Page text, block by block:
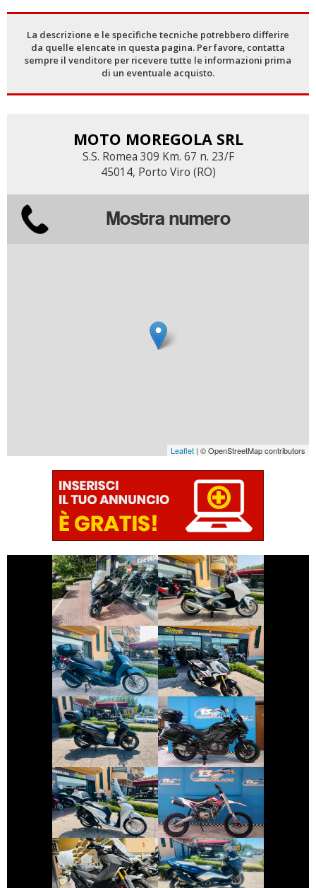
La descrizione e le specifiche tecniche potrebbero differire
da quelle elencate in questa pagina. Per favore, contatta
sempre il venditore per ricevere tutte le informazioni prima
di un eventuale acquisto.
MOTO MOREGOLA SRL
S.S. Romea 309 Km. 67 n. 23/F
45014, Porto Viro (RO)
Mostra numero
Leaflet | © OpenStreetMap contributors
KYMCO
DOWNTOWN
€ 1.390 €
HONDA INTEGRA
€ 2.990 €
PIAGGIO
BEVERLY
€ 3.990 €
HONDA X-ADV
€ 9.999 €
HONDA SH
€ 3.650 €
KAWASAKI
VERSYS
€ 9.990 €
HONDA SH
€ 3.350 €
ALTRA-MARCA
ALTRO-
MODELLO
€ 1.700 €
SYM ADX-400
€ 6.990 €
YAMAHA TMAX
€ 5.790 €